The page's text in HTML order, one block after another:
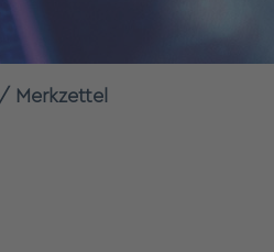
Merkzettel